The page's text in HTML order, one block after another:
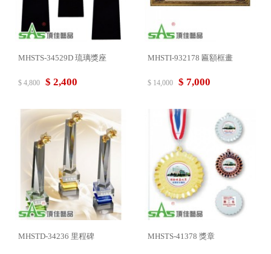
MHSTS-34529D 琉璃獎座
$ 4,800 $ 2,400
MHSTI-932178 匾額框畫
$ 14,000 $ 7,000
MHSTD-34236 里程碑 MHSTS-41378 獎章